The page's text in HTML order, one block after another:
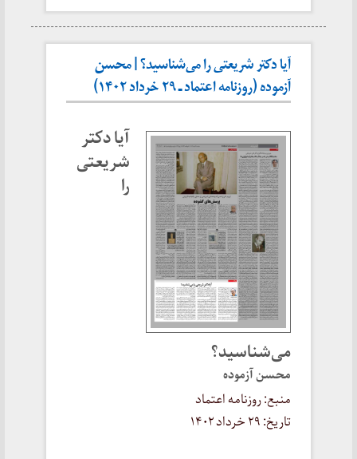
آیا دکتر شریعتی را می‌شناسید؟ | محسن
آزموده (روزنامه اعتماد ـ ۲۹ خرداد ۱۴۰۲)
آیا دکتر
شریعتی
را
می‌شناسید؟
محسن آزموده
منبع: روزنامه اعتماد
تاریخ: ۲۹ خرداد ۱۴۰۲